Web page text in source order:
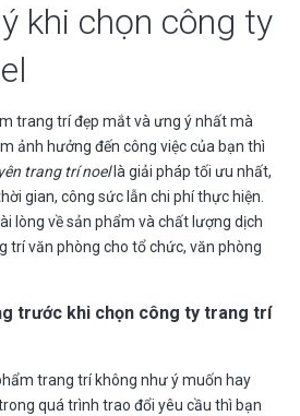
khi chọn công ty
trang trí đẹp mắt và ưng ý nhất mà
ảnh hưởng đến công việc của bạn thì
trang trí noellà giải pháp tối ưu nhất,
gian, công sức lẫn chi phí thực hiện.
lòng về sản phẩm và chất lượng dịch
trí văn phòng cho tổ chức, văn phòng
trước khi chọn công ty trang trí
trang trí không như ý muốn hay
quá trình trao đổi yêu cầu thì bạn